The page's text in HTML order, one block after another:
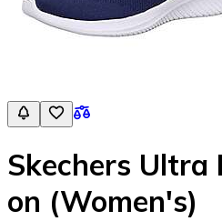
Skechers Ultra
on (Women's)